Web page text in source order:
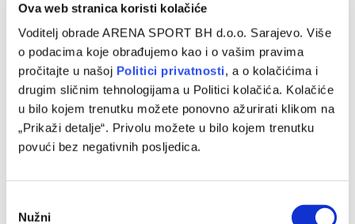
Ova web stranica koristi kolačiće
Voditelj obrade ARENA SPORT BH d.o.o. Sarajevo. Više
o podacima koje obrađujemo kao i o vašim pravima
pročitajte u našoj Politici privatnosti, a o kolačićima i
drugim sličnim tehnologijama u Politici kolačića. Kolačiće
u bilo kojem trenutku možete ponovno ažurirati klikom na
„Prikaži detalje“. Privolu možete u bilo kojem trenutku
povući bez negativnih posljedica.
Selection
Nužni
Džumhur opravdao ulogu favorita u Poljskoj